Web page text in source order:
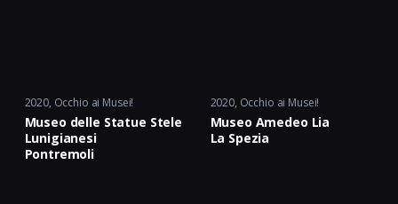
2020 Occhio ai Musei!
Museo delle Statue Stele
Lunigianesi
Pontremoli
2020 Occhio ai Musei!
Museo Amedeo Lia
La Spezia